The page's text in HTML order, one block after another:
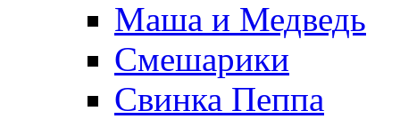
Маша и Медведь
Смешарики
Свинка Пеппа